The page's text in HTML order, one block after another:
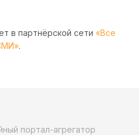
в партнёрской сети «Все
.
портал-агрегатор